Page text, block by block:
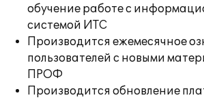
обучение работе с
системой ИТС
Производится ежемесячное
пользователей с новыми
ПРОФ
Производится обновление